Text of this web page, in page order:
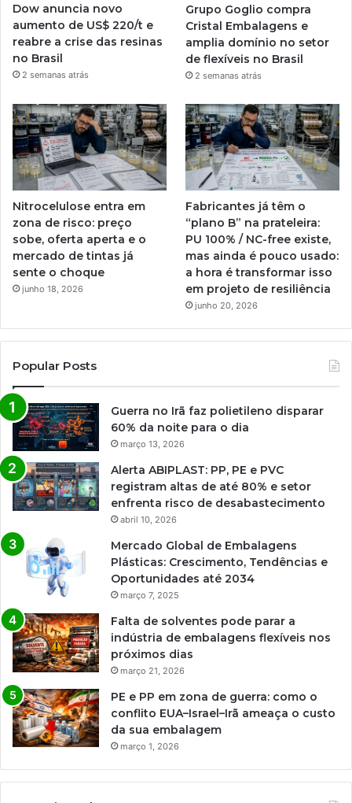
Dow anuncia novo
aumento de US$ 220/t e
reabre a crise das resinas
no Brasil
2 semanas atrás
Grupo Goglio compra
Cristal Embalagens e
amplia domínio no setor
de flexíveis no Brasil
2 semanas atrás
Nitrocelulose entra em
zona de risco: preço
sobe, oferta aperta e o
mercado de tintas já
sente o choque
junho 18, 2026
Fabricantes já têm o
“plano B” na prateleira:
PU 100% / NC-free existe,
mas ainda é pouco usado:
a hora é transformar isso
em projeto de resiliência
junho 20, 2026
Popular Posts
Guerra no Irã faz polietileno disparar
60% da noite para o dia
março 13, 2026
Alerta ABIPLAST: PP, PE e PVC
registram altas de até 80% e setor
enfrenta risco de desabastecimento
abril 10, 2026
Mercado Global de Embalagens
Plásticas: Crescimento, Tendências e
Oportunidades até 2034
março 7, 2025
Falta de solventes pode parar a
indústria de embalagens flexíveis nos
próximos dias
março 21, 2026
PE e PP em zona de guerra: como o
conflito EUA–Israel–Irã ameaça o custo
da sua embalagem
março 1, 2026